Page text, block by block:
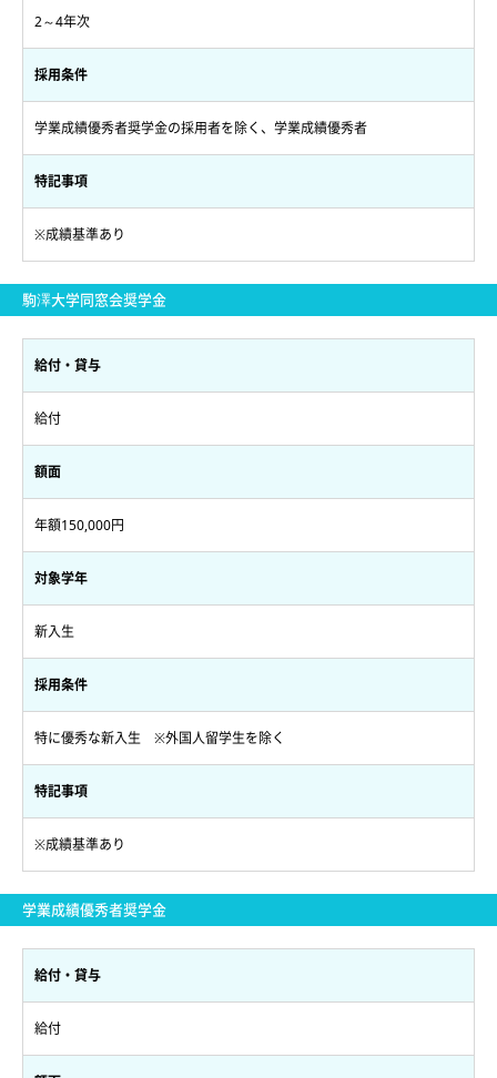
2～4年次
採用条件
学業成績優秀者奨学金の採用者を除く、学業成績優秀者
特記事項
※成績基準あり
駒澤大学同窓会奨学金
給付・貸与
給付
額面
年額150,000円
対象学年
新入生
採用条件
特に優秀な新入生 ※外国人留学生を除く
特記事項
※成績基準あり
学業成績優秀者奨学金
給付・貸与
給付